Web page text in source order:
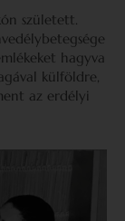
született.
hagyva
külföldre,
az erdélyi